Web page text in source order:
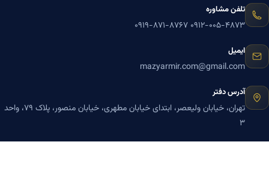
تلفن مشاوره
۰۹۱۲-۰۰۵-۴۸۷۳ ۰۹۱۹-۸۷۱-۸۷۶۷
ایمیل
mazyarmir.com@gmail.com
آدرس دفتر
تهران، خیابان ولیعصر، ابتدای خیابان مطهری، خیابان منصور، پلاک ۷۹، واحد
۳